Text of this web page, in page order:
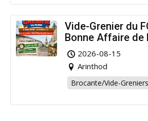
Vide-Grenier du
Bonne Affaire de
Arinthod !
2026-08-15
Arinthod
Brocante/Vide-Greniers